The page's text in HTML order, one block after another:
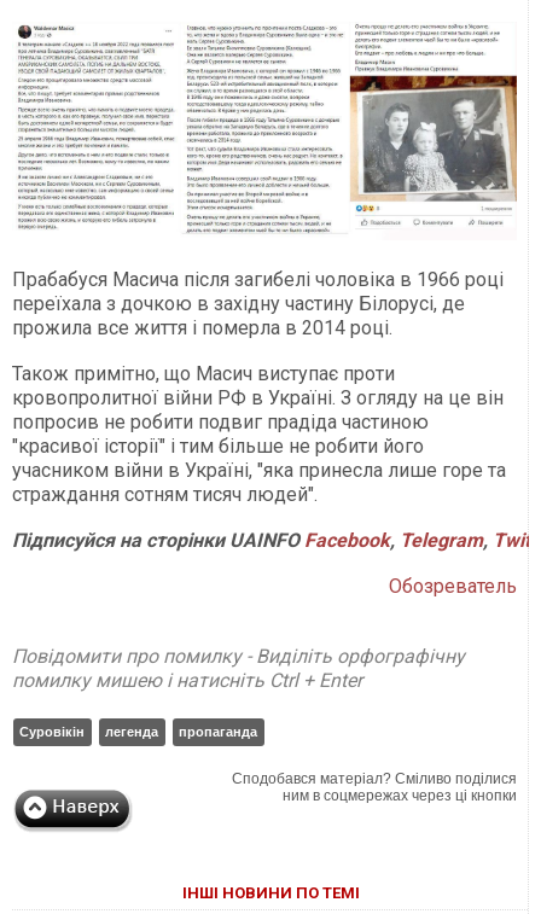
Прабабуся Масича після загибелі чоловіка в 1966 році
переїхала з дочкою в західну частину Білорусі, де
прожила все життя і померла в 2014 році.
Також примітно, що Масич виступає проти
кровопролитної війни РФ в Україні. З огляду на це він
попросив не робити подвиг прадіда частиною
"красивої історії" і тим більше не робити його
учасником війни в Україні, "яка принесла лише горе та
страждання сотням тисяч людей".
Підписуйся на сторінки UAINFO Facebook, Telegram,
Обозреватель
Повідомити про помилку - Виділіть орфографічну
помилку мишею і натисніть Ctrl + Enter
Суровікін легенда пропаганда
Сподобався матеріал? Сміливо поділися
ним в соцмережах через ці кнопки
ІНШІ НОВИНИ ПО ТЕМІ